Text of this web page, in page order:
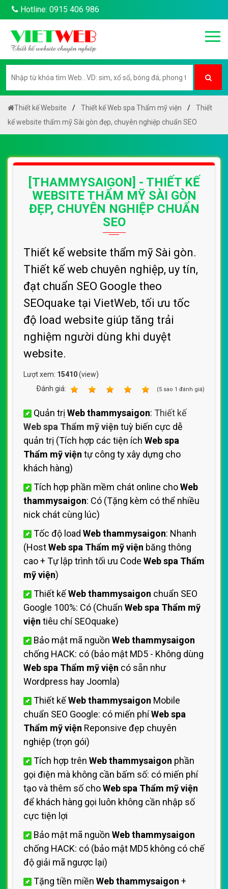
Hotline: 0915 406 986
Thiết kế Website Thiết kế Web spa Thẩm mỹ viện
Thiết
kế website thẩm mỹ Sài gòn đẹp, chuyên nghiệp chuẩn SEO
[THAMMYSAIGON] - THIẾT KẾ
WEBSITE THẨM MỸ SÀI GÒN
ĐẸP, CHUYÊN NGHIỆP CHUẨN
SEO
Thiết kế website thẩm mỹ Sài gòn.
Thiết kế web chuyên nghiệp, uy tín,
đạt chuẩn SEO Google theo
SEOquake tại VietWeb, tối ưu tốc
độ load website giúp tăng trải
nghiệm người dùng khi duyệt
website.
Lượt xem: 15410(view)
Ðánh giá:
(5 sao 1 đánh giá)
Quản trị Web thammysaigon: Thiết kế
Web spa Thẩm mỹ viện tuỳ biến cực dễ
quản trị (Tích hợp các tiện ích Web spa
Thẩm mỹ viện tự công ty xây dựng cho
khách hàng)
Tích hợp phần mềm chát online choWeb
thammysaigon: Có (Tặng kèm có thể nhiều
nick chát cùng lúc)
Tốc độ load Web thammysaigon: Nhanh
(HostWeb spa Thẩm mỹ viện băng thông
cao + Tự lập trình tối ưu Code Web spa Thẩm
mỹ viện)
Thiết kếWeb thammysaigon chuẩn SEO
Google 100%: Có (Chuẩn Web spa Thẩm mỹ
viện tiêu chí SEOquake)
Bảo mật mã nguồn Web thammysaigon
chống HACK: có (bảo mật MD5 - Không dùng
Web spa Thẩm mỹ viện có sẵn như
Wordpress hay Joomla)
Thiết kếWeb thammysaigon Mobile
chuẩn SEO Google: có miến phíWeb spa
Thẩm mỹ viện Reponsive đẹp chuyên
nghiệp (trọn gói)
Tích hợp trên Web thammysaigon phần
gọi điện mà không cần bấm số: có miến phí
tạo và thêm số choWeb spa Thẩm mỹ viện
để khách hàng gọi luôn không cần nhập số
cực tiện lợi
Bảo mật mã nguồn Web thammysaigon
chống HACK: có (bảo mật MD5 không có chế
độ giải mã ngược lại)
Tặng tiền miền Web thammysaigon +